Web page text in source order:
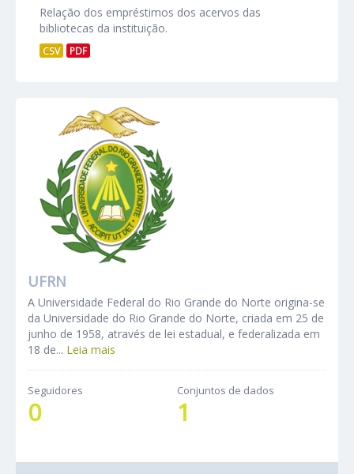
Relação dos empréstimos dos acervos das
bibliotecas da instituição.
CSV PDF
UFRN
A Universidade Federal do Rio Grande do Norte origina-se
da Universidade do Rio Grande do Norte, criada em 25 de
junho de 1958, através de lei estadual, e federalizada em
18 de... Leia mais
Seguidores
0
Conjuntos de dados
1